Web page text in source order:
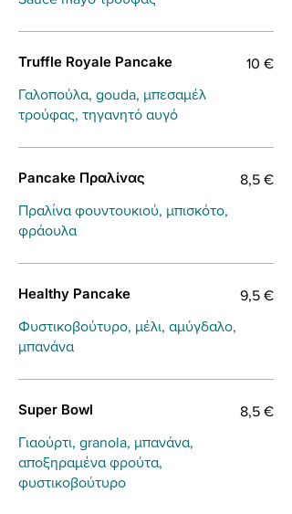
Truffle Royale Pancake
Γαλοπούλα, gouda, μπεσαμέλ
τρούφας, τηγανητό αυγό
10 €
Pancake Πραλίνας
Πραλίνα φουντουκιού, μπισκότο,
φράουλα
8,5 €
Healthy Pancake
Φυστικοβούτυρο, μέλι, αμύγδαλο,
μπανάνα
9,5 €
Super Bowl
Γιαούρτι, granola, μπανάνα,
αποξηραμένα φρούτα,
φυστικοβούτυρο
8,5 €